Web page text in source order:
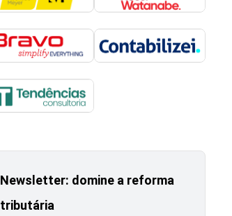
Newsletter: domine a reforma
tributária